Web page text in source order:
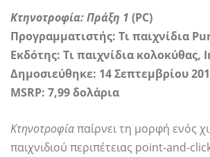
Κτηνοτροφία: Πράξη 1 (PC)
Προγραμματιστής: Τι παιχνίδια
Εκδότης: Τι παιχνίδια κολοκύθας,
Δημοσιεύθηκε: 14 Σεπτεμβρίου
MSRP: 7,99 δολάρια
Κτηνοτροφίαπαίρνει τη μορφή ενός
παιχνιδιού περιπέτειας point-and-